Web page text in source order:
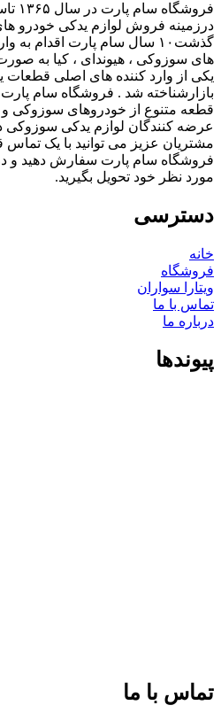
درزمینه فروش لوازم یدکی خودرو
گذشت۱۰ سال سام پارت
های سوزوکی ، هیوندای ، کیا به
یکی از وارد کننده های اصلی
قطعه متنوع از خودروهای سوزوکی و
عرضه کنندگان لوازم یدکی سوزوکی
مشتریان عزیز می توانید با یک تماس
فروشگاه سام پارت سفارش دهید و
مورد نظر خود تحویل بگیرید.
دسترسی
خانه
فروشگاه
ویتارا سواران
تماس با ما
درباره ما
پیوندها
تماس با ما